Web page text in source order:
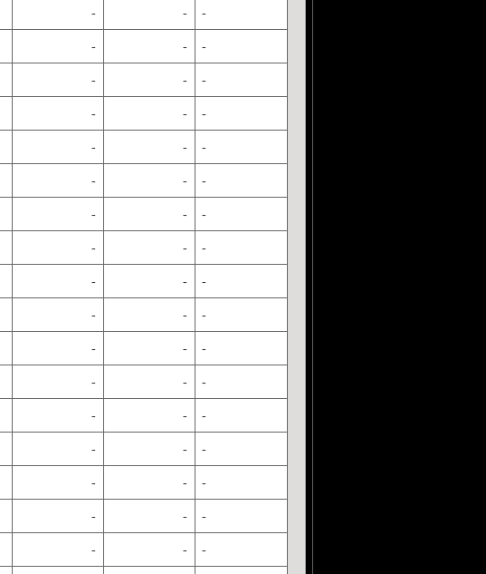
- - -
- - -
- - -
- - -
- - -
- - -
- - -
- - -
- - -
- - -
- - -
- - -
- - -
- - -
- - -
- - -
- - -